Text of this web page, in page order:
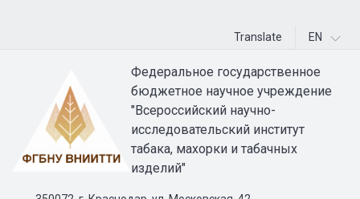
Translate EN
Федеральное государственное
бюджетное научное учреждение
"Всероссийский научно-
исследовательский институт
табака, махорки и табачных
изделий"